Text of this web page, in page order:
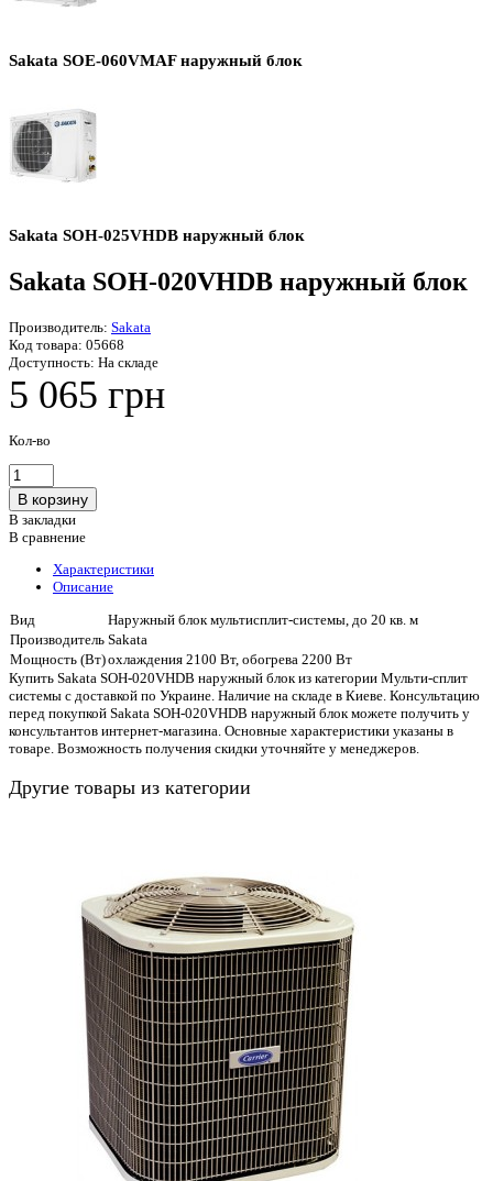
Sakata SOE-060VMAF наружный блок
Sakata SOH-025VHDB наружный блок
Sakata SOH-020VHDB наружный блок
Производитель: Sakata
Код товара: 05668
Доступность: На складе
5 065 грн
Кол-во
В закладки
В сравнение
Характеристики
Описание
Вид
Наружный блок мультисплит-системы, до 20 кв. м
Производитель Sakata
Мощность (Вт)охлаждения 2100 Вт, обогрева 2200 Вт
Купить Sakata SOH-020VHDB наружный блок из категории Мульти-сплит
системы с доставкой по Украине. Наличие на складе в Киеве. Консультацию
перед покупкой Sakata SOH-020VHDB наружный блок можете получить у
консультантов интернет-магазина. Основные характеристики указаны в
товаре. Возможность получения скидки уточняйте у менеджеров.
Другие товары из категории